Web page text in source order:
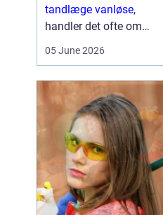
tandlæge vanløse,
handler det ofte om
du kan føle dig tryg, blive
taget alvorligt og få
grundig behandling ...
05 June 2026